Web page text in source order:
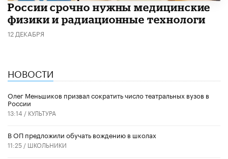
России срочно нужны медицинские
физики и радиационные технологи
12 ДЕКАБРЯ
НОВОСТИ
Олег Меньшиков призвал сократить число театральных вузов в
России
13:14 / КУЛЬТУРА
В ОП предложили обучать вождению в школах
11:25 / ШКОЛЬНИКИ